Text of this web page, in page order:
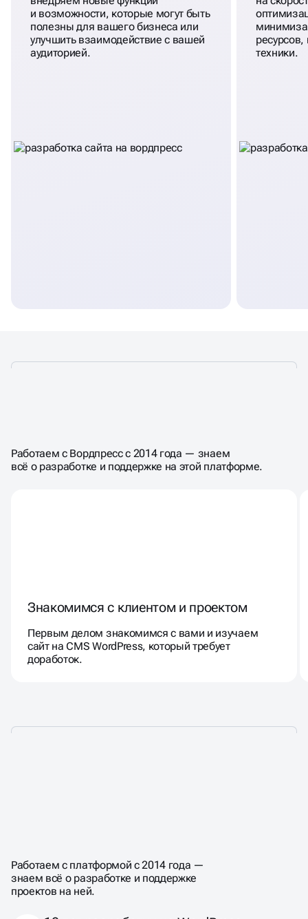
и возможности, которые могут быть
полезны для вашего бизнеса или
улучшить взаимодействие с вашей
аудиторией.
техники.
РАБОТА С ПРОЕКТОМ
Работаем с Вордпресс с 2014 года — знаем
всё о разработке и поддержке на этой платформе.
Знакомимся с клиентом и проектом
Первым делом знакомимся с вами и изучаем
сайт на CMS WordPress, который требует
доработок.
Работаем с платформой с 2014 года —
знаем всё о разработке и поддержке
проектов на ней.